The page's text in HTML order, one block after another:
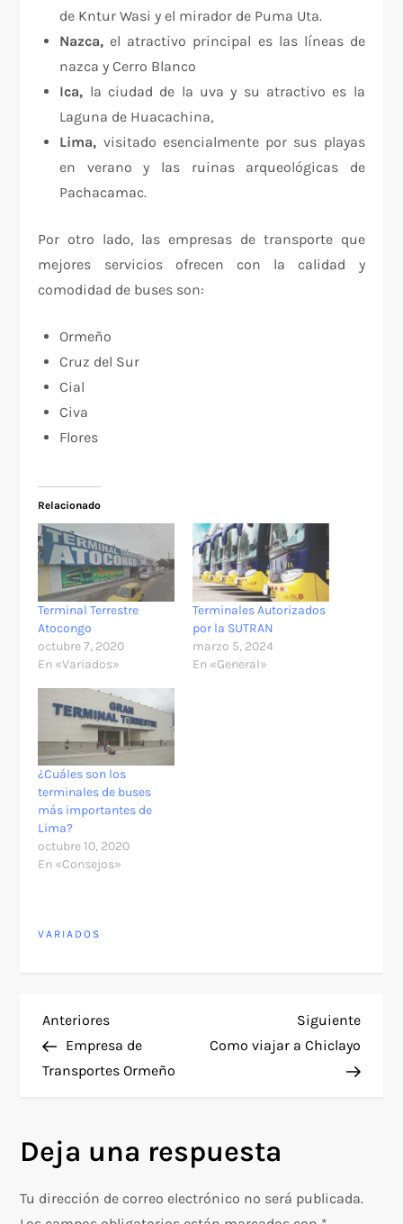
de Kntur Wasi y el mirador de Puma Uta.
Nazca,el atractivo principal es las líneas de
nazca y Cerro Blanco
Ica, la ciudad de la uva y su atractivo es la
Laguna de Huacachina,
Lima, visitado esencialmente por sus playas
en verano y las ruinas arqueológicas de
Pachacamac.
Por otro lado, las empresas de transporte que
mejores servicios ofrecen con la calidad y
comodidad de buses son:
Ormeño
Cruz del Sur
Cial
Civa
Flores
Relacionado
Terminal Terrestre
Atocongo
octubre 7, 2020
En «Variados»
Terminales Autorizados
por la SUTRAN
marzo 5, 2024
En «General»
¿Cuáles son los
terminales de buses
más importantes de
Lima?
octubre 10, 2020
En «Consejos»
VARIADOS
N
a
e
g
Entrada
anterior
Anteriores
Empresa de
Transportes Ormeño
Siguiente
Como viajar a Chiclayo
Deja una respuesta
Tu dirección de correo electrónico no será publicada.